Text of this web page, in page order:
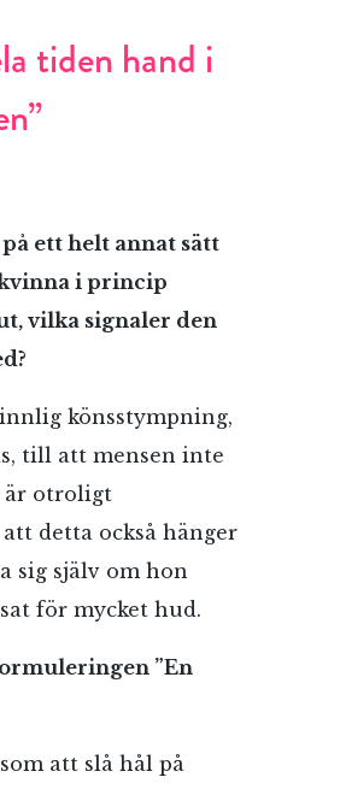
tiden hand i
ett helt annat sätt
kvinna i princip
vilka signaler den
könsstympning,
till att mensen inte
är otroligt
detta också hänger
sig själv om hon
för mycket hud.
”En
att slå hål på